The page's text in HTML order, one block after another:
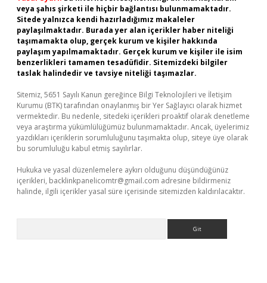
veya şahıs şirketi ile hiçbir bağlantısı bulunmamaktadır.
Sitede yalnızca kendi hazırladığımız makaleler
paylaşılmaktadır. Burada yer alan içerikler haber niteliği
taşımamakta olup, gerçek kurum ve kişiler hakkında
paylaşım yapılmamaktadır. Gerçek kurum ve kişiler ile isim
benzerlikleri tamamen tesadüfidir. Sitemizdeki bilgiler
taslak halindedir ve tavsiye niteliği taşımazlar.
Sitemiz, 5651 Sayılı Kanun gereğince Bilgi Teknolojileri ve İletişim
Kurumu (BTK) tarafından onaylanmış bir Yer Sağlayıcı olarak hizmet
vermektedir. Bu nedenle, sitedeki içerikleri proaktif olarak denetleme
veya araştırma yükümlülüğümüz bulunmamaktadır. Ancak, üyelerimiz
yazdıkları içeriklerin sorumluluğunu taşımakta olup, siteye üye olarak
bu sorumluluğu kabul etmiş sayılırlar.
Hukuka ve yasal düzenlemelere aykırı olduğunu düşündüğünüz
içerikleri, backlinkpanelicomtr@gmail.com adresine bildirmeniz
halinde, ilgili içerikler yasal süre içerisinde sitemizden kaldırılacaktır.